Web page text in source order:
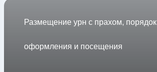
Размещение урн с прахом, порядок
оформления и посещения